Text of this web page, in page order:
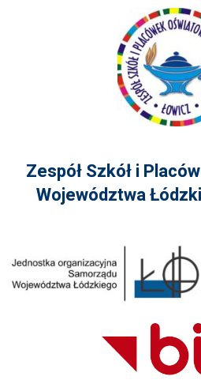
Zespół Szkół i
Województwa